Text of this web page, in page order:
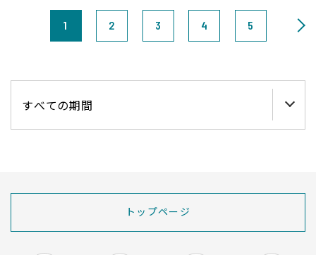
1 2 3 4 5
トップページ